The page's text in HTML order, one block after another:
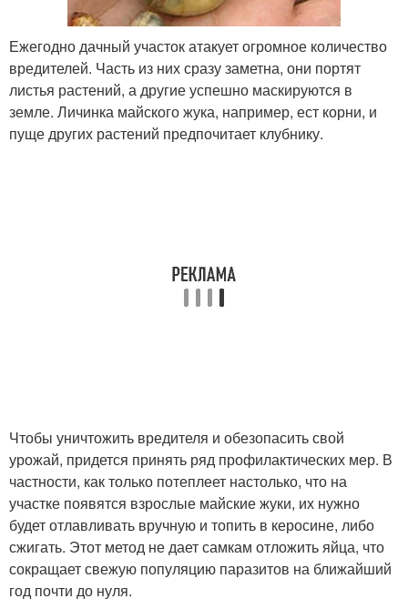
Ежегодно дачный участок атакует огромное количество
вредителей. Часть из них сразу заметна, они портят
листья растений, а другие успешно маскируются в
земле. Личинка майского жука, например, ест корни, и
пуще других растений предпочитает клубнику.
Чтобы уничтожить вредителя и обезопасить свой
урожай, придется принять ряд профилактических мер. В
частности, как только потеплеет настолько, что на
участке появятся взрослые майские жуки, их нужно
будет отлавливать вручную и топить в керосине, либо
сжигать. Этот метод не дает самкам отложить яйца, что
сокращает свежую популяцию паразитов на ближайший
год почти до нуля.